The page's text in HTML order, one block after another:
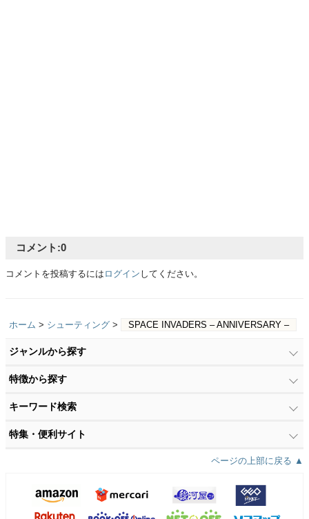
コメント:0
コメントを投稿するには ログイン してください。
ホーム > シューティング > SPACE INVADERS – ANNIVERSARY –
ジャンルから探す
特徴から探す
キーワード検索
特集・便利サイト
ページの上部に戻る ▲